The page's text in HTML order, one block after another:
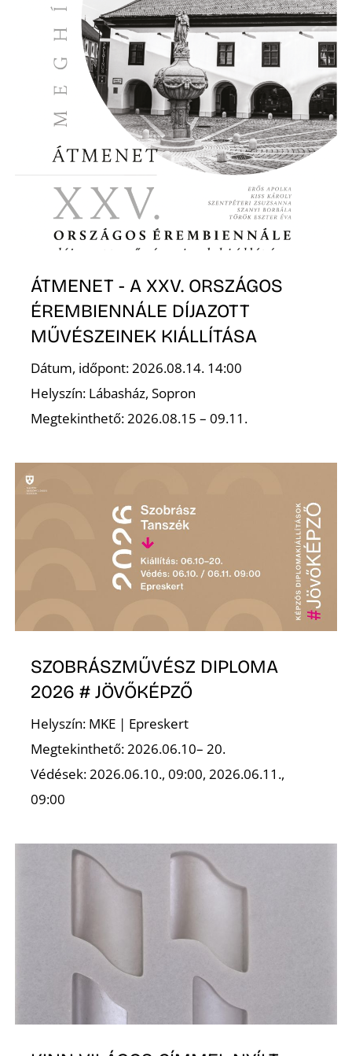
ÁTMENET - A XXV. ORSZÁGOS
ÉREMBIENNÁLE DÍJAZOTT
MŰVÉSZEINEK KIÁLLÍTÁSA
Dátum, időpont: 2026.08.14. 14:00
Helyszín: Lábasház, Sopron
Megtekinthető: 2026.08.15 – 09.11.
SZOBRÁSZMŰVÉSZ DIPLOMA
2026 # JÖVŐKÉPZŐ
Helyszín: MKE | Epreskert
Megtekinthető: 2026.06.10– 20.
Védések: 2026.06.10., 09:00, 2026.06.11.,
09:00